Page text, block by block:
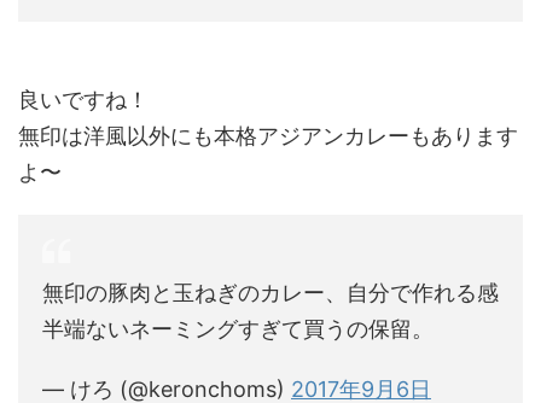
良いですね！
無印は洋風以外にも本格アジアンカレーもあります
よ〜
無印の豚肉と玉ねぎのカレー、自分で作れる感
半端ないネーミングすぎて買うの保留。
— けろ (@keronchoms) 2017年9月6日